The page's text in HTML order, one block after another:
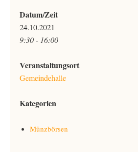
Datum/Zeit
24.10.2021
9:30 - 16:00
Veranstaltungsort
Gemeindehalle
Kategorien
Münzbörsen